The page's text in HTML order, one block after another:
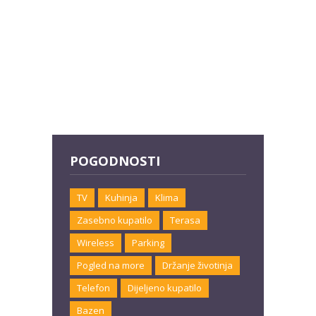
POGODNOSTI
TV Kuhinja
Klima
Zasebno kupatilo
Terasa
Wireless
Parking
Pogled na more
Držanje životinja
Telefon
Dijeljeno kupatilo
Bazen